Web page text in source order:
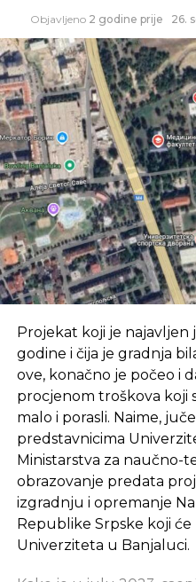
Objavljeno 2 godine prije 26.
Projekat koji je najavljen
godine i čija je gradnja
ove, konačno je počeo i
procjenom troškova koji
malo i porasli. Naime,
predstavnicima
Ministarstva za naučno-
obrazovanje predata
izgradnju i opremanje
Republike Srpske koji
Univerziteta u Banjaluci.